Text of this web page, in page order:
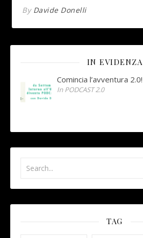
By Davide Donelli
IN EVIDENZA
Comincia l’avventura 2.0!
In PODCAST 2.0
TAG